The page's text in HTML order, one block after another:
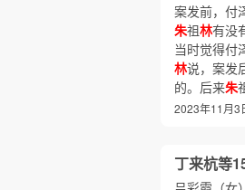
案发前，付
朱祖林有没
当时觉得付
林说，案发
的。后来朱
2023年11月3
丁来杭等